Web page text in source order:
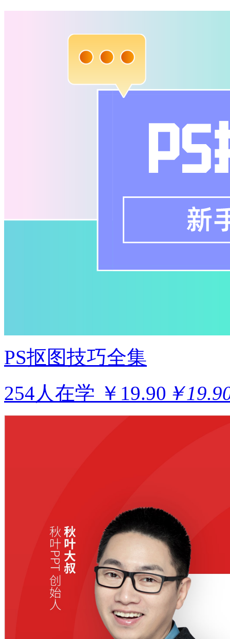
PS抠图技巧全集
254人在学 ￥19.90 ￥